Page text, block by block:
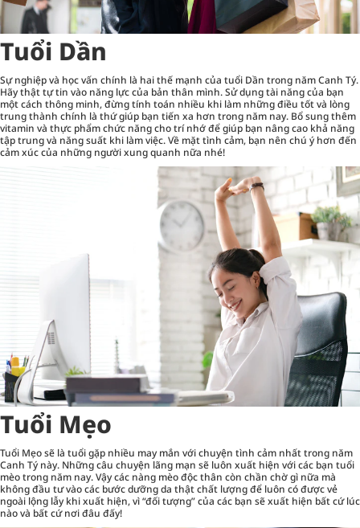
Tuổi Dần
Sự nghiệp và học vấn chính là hai thế mạnh của tuổi Dần trong năm Canh Tý.
Hãy thật tự tin vào năng lực của bản thân mình. Sử dụng tài năng của bạn
một cách thông minh, đừng tính toán nhiều khi làm những điều tốt và lòng
trung thành chính là thứ giúp bạn tiến xa hơn trong năm nay. Bổ sung thêm
vitamin và thực phẩm chức năngcho trí nhớ để giúp bạn nâng cao khả năng
tập trung và năng suất khi làm việc. Về mặt tình cảm, bạn nên chú ý hơn đến
cảm xúc của những người xung quanh nữa nhé!
Tuổi Mẹo
Tuổi Mẹo sẽ là tuổi gặp nhiều may mắn với chuyện tình cảm nhất trong năm
Canh Tý này. Những câu chuyện lãng mạn sẽ luôn xuất hiện với các bạn tuổi
mèo trong năm nay. Vậy các nàng mèo độc thân còn chần chờ gì nữa mà
không đầu tư vào các bướcdưỡng da thật chất lượng để luôn có được vẻ
ngoài lộng lẫy khi xuất hiện, vì “đối tượng” của các bạn sẽ xuất hiện bất cứ lúc
nào và bất cứ nơi đâu đấy!